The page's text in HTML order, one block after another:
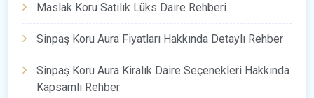
Maslak Koru Satılık Lüks Daire Rehberi
Sinpaş Koru Aura Fiyatları Hakkında Detaylı Rehber
Sinpaş Koru Aura Kiralık Daire Seçenekleri Hakkında
Kapsamlı Rehber